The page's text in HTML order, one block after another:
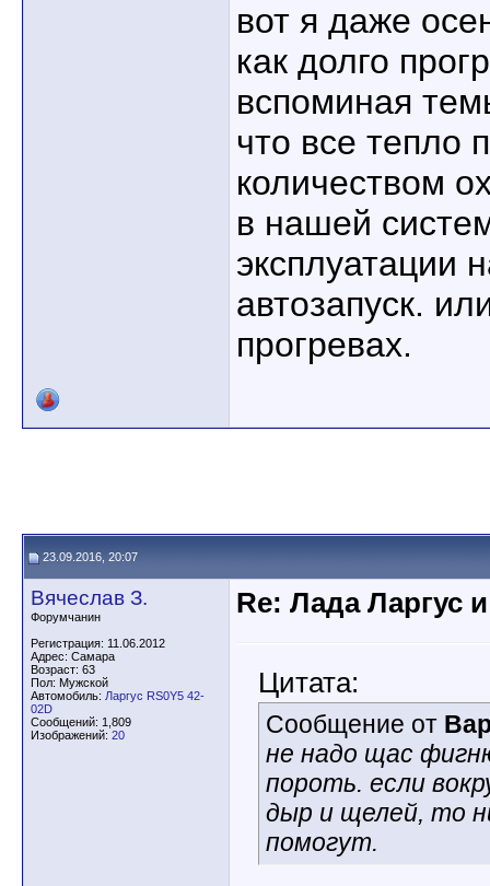
вот я даже
как долго
вспоминая
что все тепло
количеством
в нашей
эксплуатации
автозапуск.
прогревах.
23.09.2016, 20:07
Вячеслав З.
Форумчанин
Регистрация: 11.06.2012
Адрес: Самара
Возраст: 63
Пол: Мужской
Автомобиль: Ларгус RS0Y5 42-
02D
Сообщений: 1,809
Изображений: 20
Re: Лада Ларгус
Цитата:
Сообщение от
не надо щас
пороть. если
дыр и щелей, то
помогут.